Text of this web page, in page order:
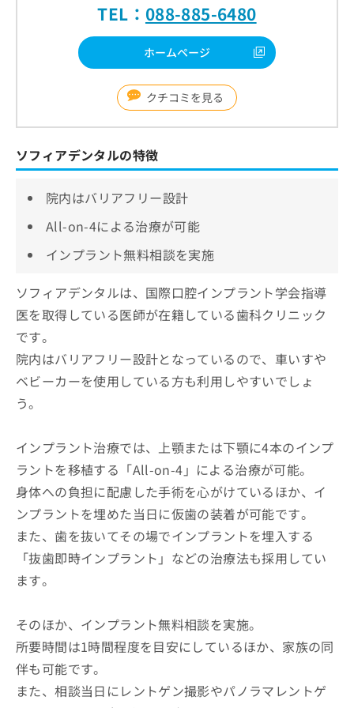
TEL： 088-885-6480
ホームページ
クチコミを見る
ソフィアデンタルの特徴
院内はバリアフリー設計
All-on-4による治療が可能
インプラント無料相談を実施
ソフィアデンタルは、国際口腔インプラント学会指導
医を取得している医師が在籍している歯科クリニック
です。
院内はバリアフリー設計となっているので、車いすや
ベビーカーを使用している方も利用しやすいでしょ
う。
インプラント治療では、上顎または下顎に4本のインプ
ラントを移植する「All-on-4」による治療が可能。
身体への負担に配慮した手術を心がけているほか、イ
ンプラントを埋めた当日に仮歯の装着が可能です。
また、歯を抜いてその場でインプラントを埋入する
「抜歯即時インプラント」などの治療法も採用してい
ます。
そのほか、インプラント無料相談を実施。
所要時間は1時間程度を目安にしているほか、家族の同
伴も可能です。
また、相談当日にレントゲン撮影やパノラマレントゲ